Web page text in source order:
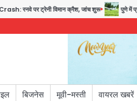
ट्रेनी विमान क्रैश, जांच शुरू पुणे में प्रशिक्षण
बिजनेस मूवी-मस्ती वायरल खबरें